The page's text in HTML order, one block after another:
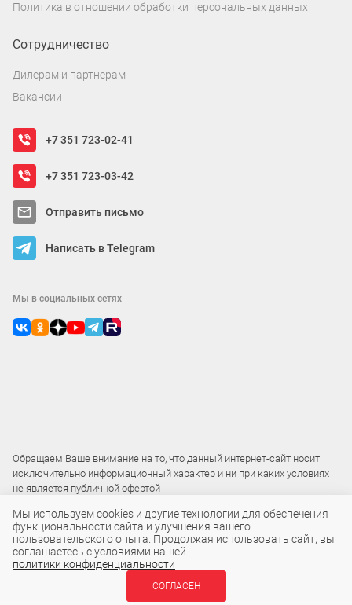
Политика в отношении обработки персональных данных
Сотрудничество
Дилерам и партнерам
Вакансии
+7 351 723-02-41
+7 351 723-03-42
Отправить письмо
Написать в Telegram
Мы в социальных сетях
Обращаем Ваше внимание на то, что данный интернет-сайт носит
исключительно информационный характер и ни при каких условиях
не является публичной офертой
2015 – 2026 © ООО «Локос»
В КОРЗИНУ
Мы используем cookies и другие технологии для обеспечения
функциональности сайта и улучшения вашего
пользовательского опыта. Продолжая использовать сайт, вы
соглашаетесь с условиями нашей
политики конфиденциальности
СОГЛАСЕН